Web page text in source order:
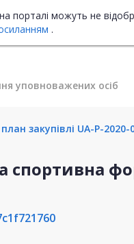
порталі можуть не
.
уповноважених осіб
закупівлі UA-P-2020-
спортивна